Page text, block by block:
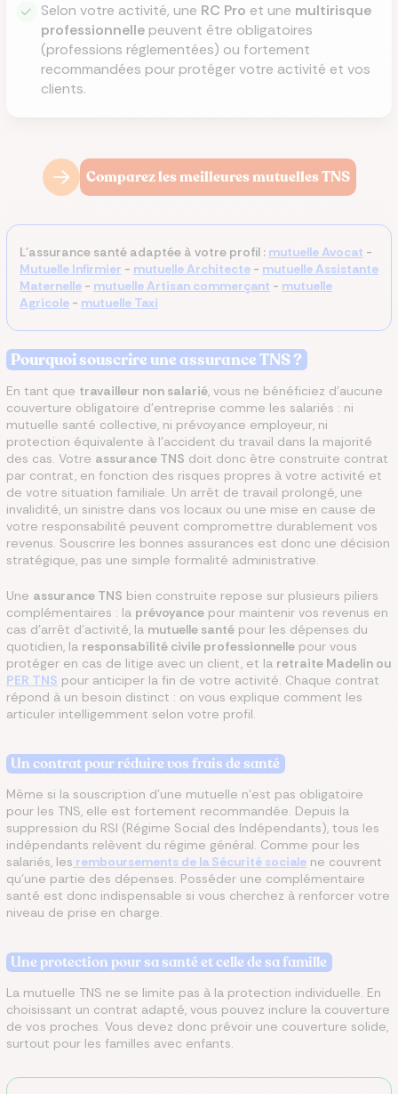
Selon votre activité, une RC Pro et une multirisque
professionnellepeuvent être obligatoires
(professions réglementées) ou fortement
recommandées pour protéger votre activité et vos
clients.
Comparez les meilleures mutuelles TNS
L'assurance santé adaptée à votre profil : mutuelle Avocat -
Mutuelle Infirmier - mutuelle Architecte - mutuelle Assistante
Maternelle - mutuelle Artisan commerçant - mutuelle
Agricole - mutuelle Taxi
Pourquoi souscrire une assurance TNS ?
En tant que travailleur non salarié, vous ne bénéficiez d’aucune
couverture obligatoire d’entreprise comme les salariés : ni
mutuelle santé collective, ni prévoyance employeur, ni
protection équivalente à l’accident du travail dans la majorité
des cas. Votre assurance TNS doit donc être construite contrat
par contrat, en fonction des risques propres à votre activité et
de votre situation familiale. Un arrêt de travail prolongé, une
invalidité, un sinistre dans vos locaux ou une mise en cause de
votre responsabilité peuvent compromettre durablement vos
revenus. Souscrire les bonnes assurances est donc une décision
stratégique, pas une simple formalité administrative.
Une assurance TNS bien construite repose sur plusieurs piliers
complémentaires : la prévoyance pour maintenir vos revenus en
cas d’arrêt d’activité, la mutuelle santé pour les dépenses du
quotidien, la responsabilité civile professionnelle pour vous
protéger en cas de litige avec un client, et la retraite Madelin ou
PER TNS pour anticiper la fin de votre activité. Chaque contrat
répond à un besoin distinct : on vous explique comment les
articuler intelligemment selon votre profil.
Un contrat pour réduire vos frais de santé
Même si la souscription d’une mutuelle n’est pas obligatoire
pour les TNS, elle est fortement recommandée. Depuis la
suppression du RSI (Régime Social des Indépendants), tous les
indépendants relèvent du régime général. Comme pour les
salariés, les remboursements de la Sécurité sociale ne couvrent
qu’une partie des dépenses. Posséder une complémentaire
santé est donc indispensable si vous cherchez à renforcer votre
niveau de prise en charge.
Une protection pour sa santé et celle de sa famille
La mutuelle TNS ne se limite pas à la protection individuelle. En
choisissant un contrat adapté, vous pouvez inclure la couverture
de vos proches. Vous devez donc prévoir une couverture solide,
surtout pour les familles avec enfants.